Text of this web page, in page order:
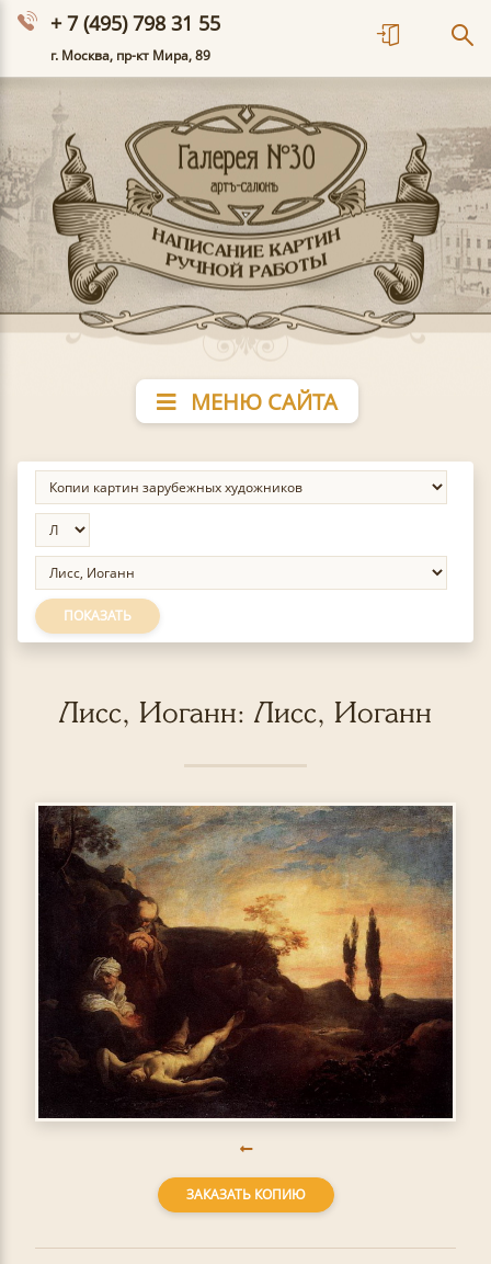
+ 7 (495) 798 31 55
г. Москва, пр-кт Мира, 89
МЕНЮ САЙТА
ПОКАЗАТЬ
Лисс, Иоганн: Лисс, Иоганн
ЗАКАЗАТЬ КОПИЮ